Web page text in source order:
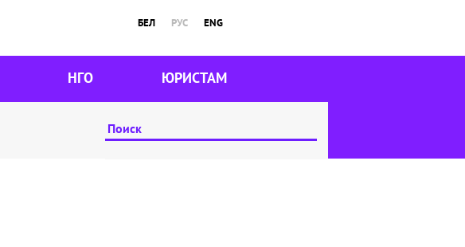
БЕЛ РУС ENG
НГО ЮРИСТАМ